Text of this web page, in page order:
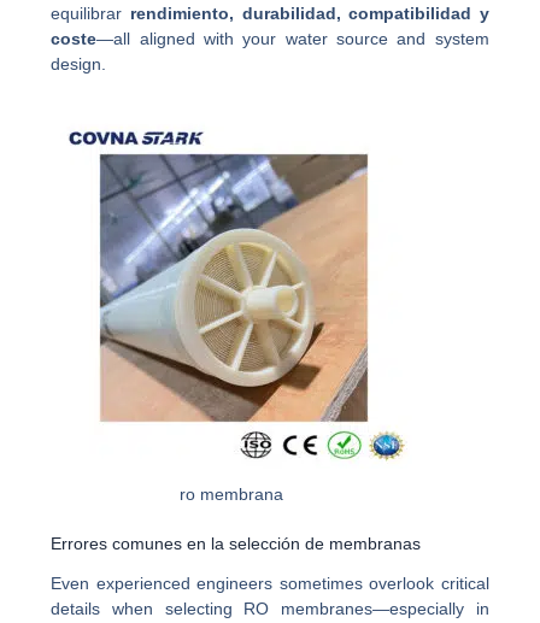
equilibrar rendimiento, durabilidad, compatibilidad y
coste—all aligned with your water source and system
design.
ro membrana
Errores comunes en la selección de membranas
Even experienced engineers sometimes overlook critical
details when selecting RO membranes—especially in